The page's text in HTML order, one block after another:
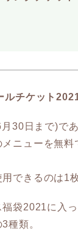
ルチケット2021
30日まで)で
ニューを無料
できるのは1枚
袋2021に入
種類。